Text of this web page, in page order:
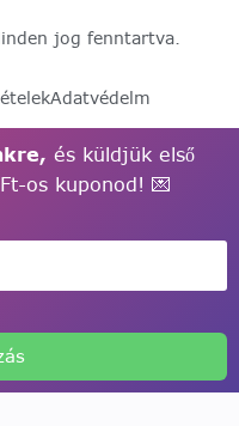
jog fenntartva.
Adatvédelm
és küldjük első
os kuponod! 💌